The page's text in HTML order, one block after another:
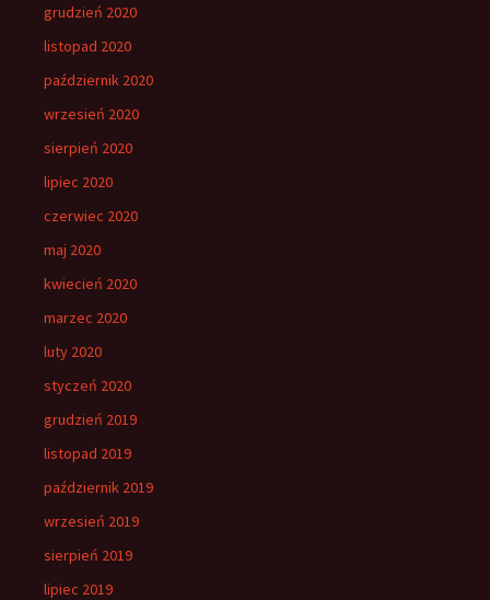
grudzień 2020
listopad 2020
październik 2020
wrzesień 2020
sierpień 2020
lipiec 2020
czerwiec 2020
maj 2020
kwiecień 2020
marzec 2020
luty 2020
styczeń 2020
grudzień 2019
listopad 2019
październik 2019
wrzesień 2019
sierpień 2019
lipiec 2019